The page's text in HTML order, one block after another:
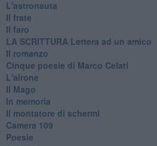
L'astronauta
Il frate
Il faro
​LA SCRITTURA Lettera ad un amico
Il romanzo
Cinque poesie di Marco Celati
L'airone
Il Mago
In memoria
Il montatore di schermi
Camera 109
Poesie